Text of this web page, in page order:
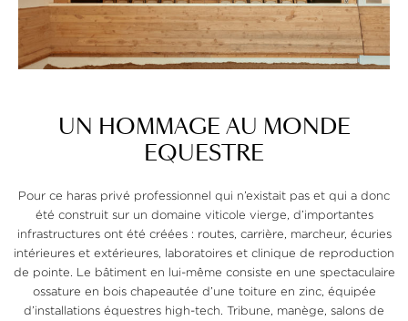
UN HOMMAGE AU MONDE
EQUESTRE​
Pour ce haras privé professionnel qui n’existait pas et qui a donc
été construit sur un domaine viticole vierge, d’importantes
infrastructures ont été créées : routes, carrière, marcheur, écuries
intérieures et extérieures, laboratoires et clinique de reproduction
de pointe. Le bâtiment en lui-même consiste en une spectaculaire
ossature en bois chapeautée d’une toiture en zinc, équipée
d’installations équestres high-tech. Tribune, manège, salons de